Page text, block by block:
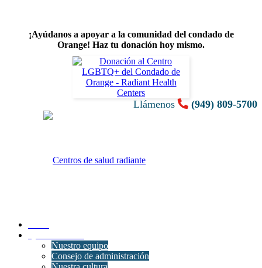
¡Ayúdanos a apoyar a la comunidad del condado de
Orange! Haz tu donación hoy mismo.
Llámenos (949) 809-5700
Nuestro equipo
Consejo de administración